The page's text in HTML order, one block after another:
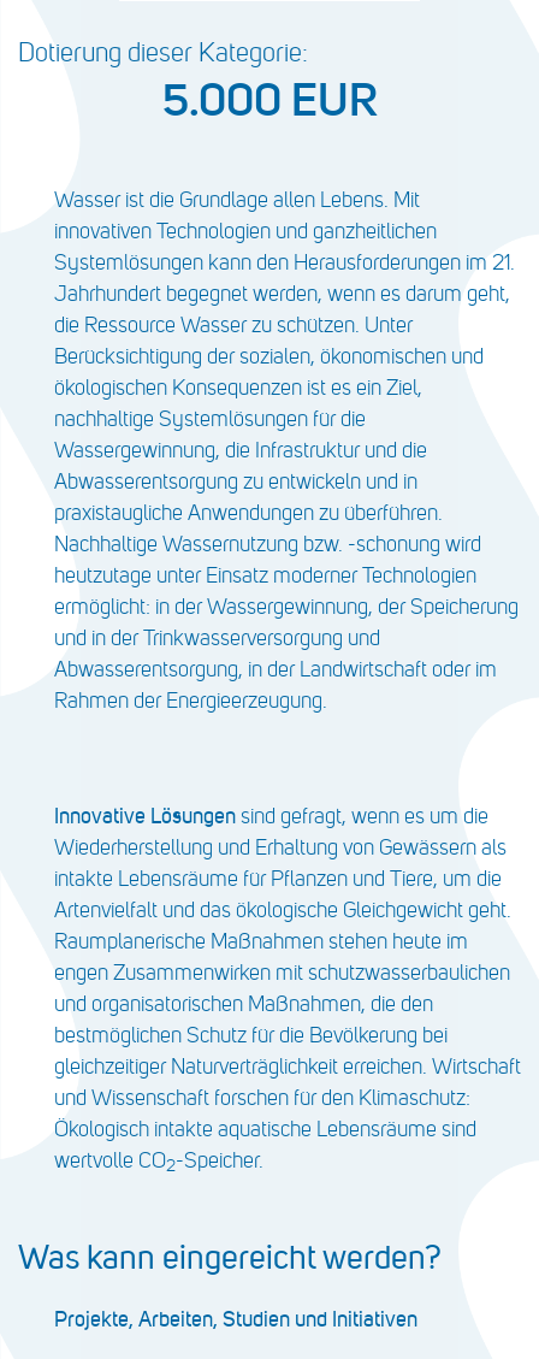
Dotierung dieser Kategorie:
5.000 EUR
Wasser ist die Grundlage allen Lebens. Mit
innovativen Technologien und ganzheitlichen
Systemlösungen kann den Herausforderungen im 21.
Jahrhundert begegnet werden, wenn es darum geht,
die Ressource Wasser zu schützen. Unter
Berücksichtigung der sozialen, ökonomischen und
ökologischen Konsequenzen ist es ein Ziel,
nachhaltige Systemlösungen für die
Wassergewinnung, die Infrastruktur und die
Abwasserentsorgung zu entwickeln und in
praxistaugliche Anwendungen zu überführen.
Nachhaltige Wassernutzung bzw. -schonung wird
heutzutage unter Einsatz moderner Technologien
ermöglicht: in der Wassergewinnung, der Speicherung
und in der Trinkwasserversorgung und
Abwasserentsorgung, in der Landwirtschaft oder im
Rahmen der Energieerzeugung.
Innovative Lösungensind gefragt, wenn es um die
Wiederherstellung und Erhaltung von Gewässern als
intakte Lebensräume für Pflanzen und Tiere, um die
Artenvielfalt und das ökologische Gleichgewicht geht.
Raumplanerische Maßnahmen stehen heute im
engen Zusammenwirken mit schutzwasserbaulichen
und organisatorischen Maßnahmen, die den
bestmöglichen Schutz für die Bevölkerung bei
gleichzeitiger Naturverträglichkeit erreichen. Wirtschaft
und Wissenschaft forschen für den Klimaschutz:
Ökologisch intakte aquatische Lebensräume sind
wertvolle CO2-Speicher.
Was kann eingereicht werden?
Projekte, Arbeiten, Studien und Initiativen